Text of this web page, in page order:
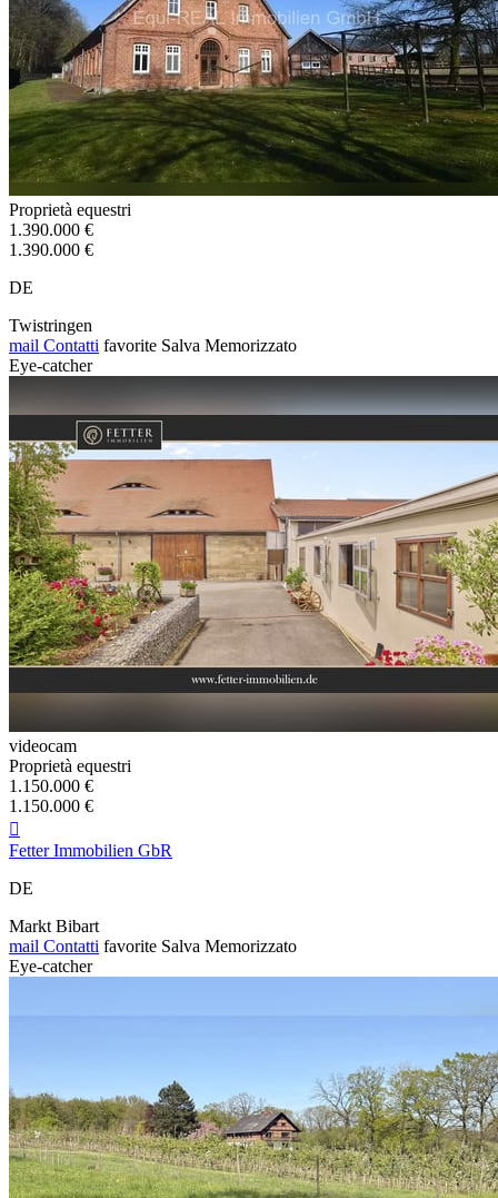
Proprietà equestri
1.390.000 €
1.390.000 €
DE
Twistringen
mail Contatti favorite Salva Memorizzato
Eye-catcher
videocam
Proprietà equestri
1.150.000 €
1.150.000 €

Fetter Immobilien GbR
DE
Markt Bibart
mail Contatti favorite Salva Memorizzato
Eye-catcher